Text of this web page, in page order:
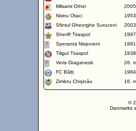
Milsami Orhei
2005
Nistru Otaci
1953
Sfintul Gheorghe Suruceni
2003
Sheriff Tiraspol
1997
Speranta Nisporeni
1991
Tiligul Tiraspol
1938
Veris Draganesti
26.
FC Bălți
1984
Zimbru Chișinău
16.
©
Danmarks